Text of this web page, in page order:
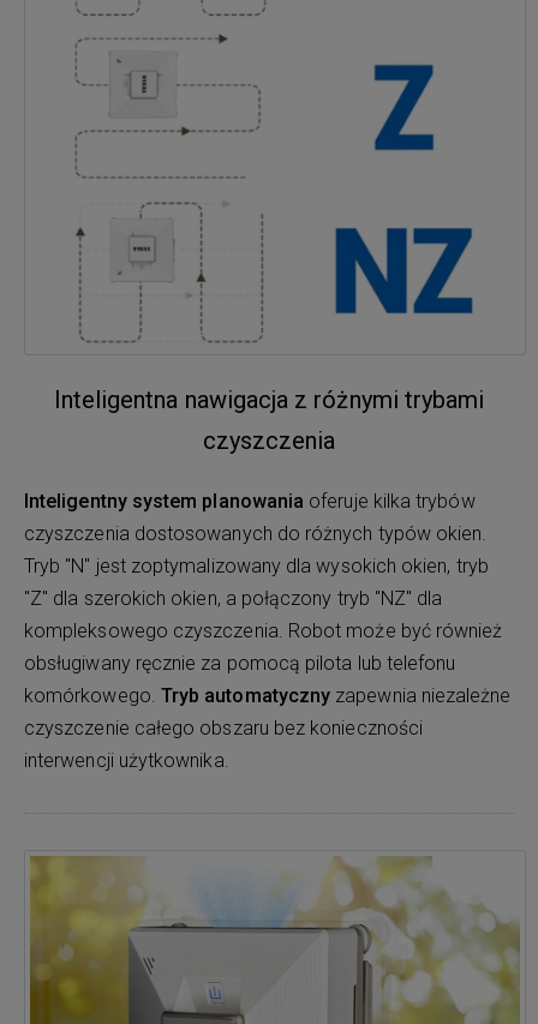
Inteligentna nawigacja z różnymi trybami
czyszczenia
Inteligentny system planowania oferuje kilka trybów
czyszczenia dostosowanych do różnych typów okien.
Tryb "N" jest zoptymalizowany dla wysokich okien, tryb
"Z" dla szerokich okien, a połączony tryb "NZ" dla
kompleksowego czyszczenia. Robot może być również
obsługiwany ręcznie za pomocą pilota lub telefonu
komórkowego. Tryb automatyczny zapewnia niezależne
czyszczenie całego obszaru bez konieczności
interwencji użytkownika.